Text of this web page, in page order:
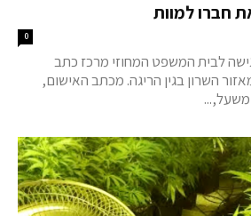
0
לבית המשפט המחוזי מרכז כתב
כנגד קטין בן 17 מאזור השרון בגין הריגה. מכתב האישום,
משעל,...